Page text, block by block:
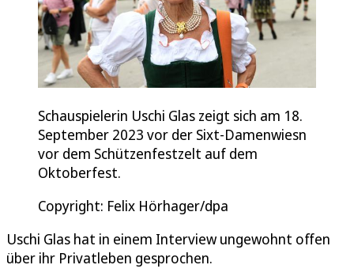
Schauspielerin Uschi Glas zeigt sich am 18.
September 2023 vor der Sixt-Damenwiesn
vor dem Schützenfestzelt auf dem
Oktoberfest.
Copyright: Felix Hörhager/dpa
Uschi Glas hat in einem Interview ungewohnt offen
über ihr Privatleben gesprochen.